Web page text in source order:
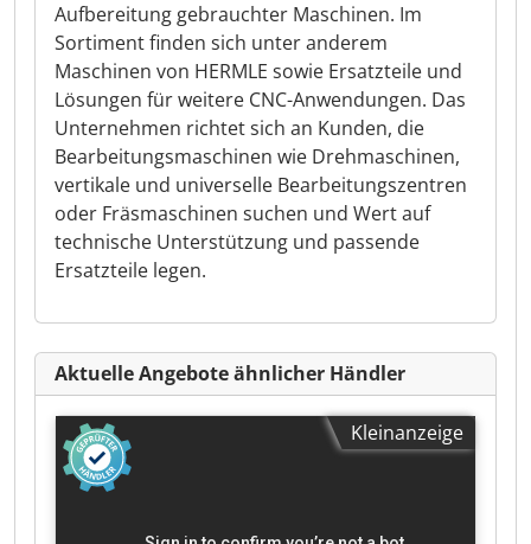
Aufbereitung gebrauchter Maschinen. Im
Sortiment finden sich unter anderem
Maschinen von HERMLE sowie Ersatzteile und
Lösungen für weitere CNC-Anwendungen. Das
Unternehmen richtet sich an Kunden, die
Bearbeitungsmaschinen wie Drehmaschinen,
vertikale und universelle Bearbeitungszentren
oder Fräsmaschinen suchen und Wert auf
technische Unterstützung und passende
Ersatzteile legen.
Aktuelle Angebote ähnlicher Händler
Kleinanzeige